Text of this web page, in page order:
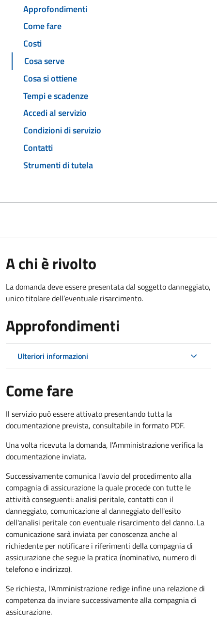
Approfondimenti
Come fare
Costi
Cosa serve
Cosa si ottiene
Tempi e scadenze
Accedi al servizio
Condizioni di servizio
Contatti
Strumenti di tutela
A chi è rivolto
La domanda deve essere presentata dal soggetto danneggiato,
unico titolare dell’eventuale risarcimento.
Approfondimenti
Ulteriori informazioni
Come fare
Il servizio può essere attivato presentando tutta la
documentazione prevista, consultabile in formato PDF.
Una volta ricevuta la domanda, l'Amministrazione verifica la
documentazione inviata.
Successivamente comunica l'avvio del procedimento alla
compagnia di assicurazione la quale procede con tutte le
attività conseguenti: analisi peritale, contatti con il
danneggiato, comunicazione al danneggiato dell'esito
dell'analisi peritale con eventuale risarcimento del danno. La
comunicazione sarà inviata per conoscenza anche al
richiedente per notificare i riferimenti della compagnia di
assicurazione che segue la pratica (nominativo, numero di
telefono e indirizzo).
Se richiesta, l'Amministrazione redige infine una relazione di
competenza da inviare successivamente alla compagnia di
assicurazione.